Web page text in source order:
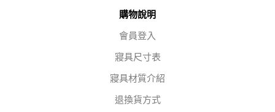
購物說明
會員登入
寢具尺寸表
寢具材質介紹
退換貨方式